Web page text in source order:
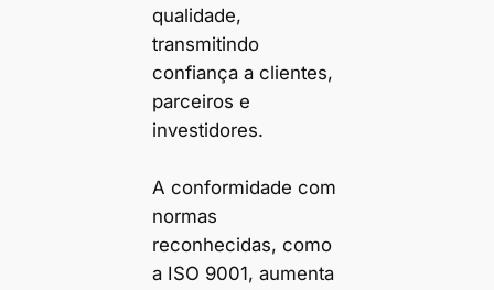
qualidade,
transmitindo
confiança a clientes,
parceiros e
investidores.
A conformidade com
normas
reconhecidas, como
a ISO 9001, aumenta